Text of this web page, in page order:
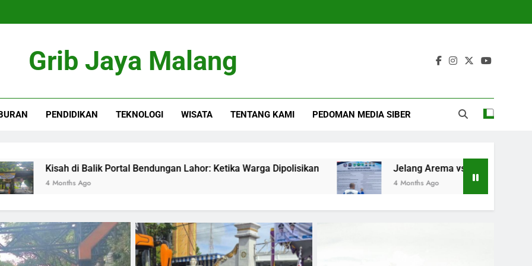
Grib Jaya Malang
PENDIDIKAN TEKNOLOGI WISATA TENTANG KAMI PEDOMAN MEDIA SIBER
Portal Bendungan Lahor: Ketika Warga Dipolisikan Jelang Arema vs Persebaya Aremania Ikrarkan Jaga
4 Months Ago